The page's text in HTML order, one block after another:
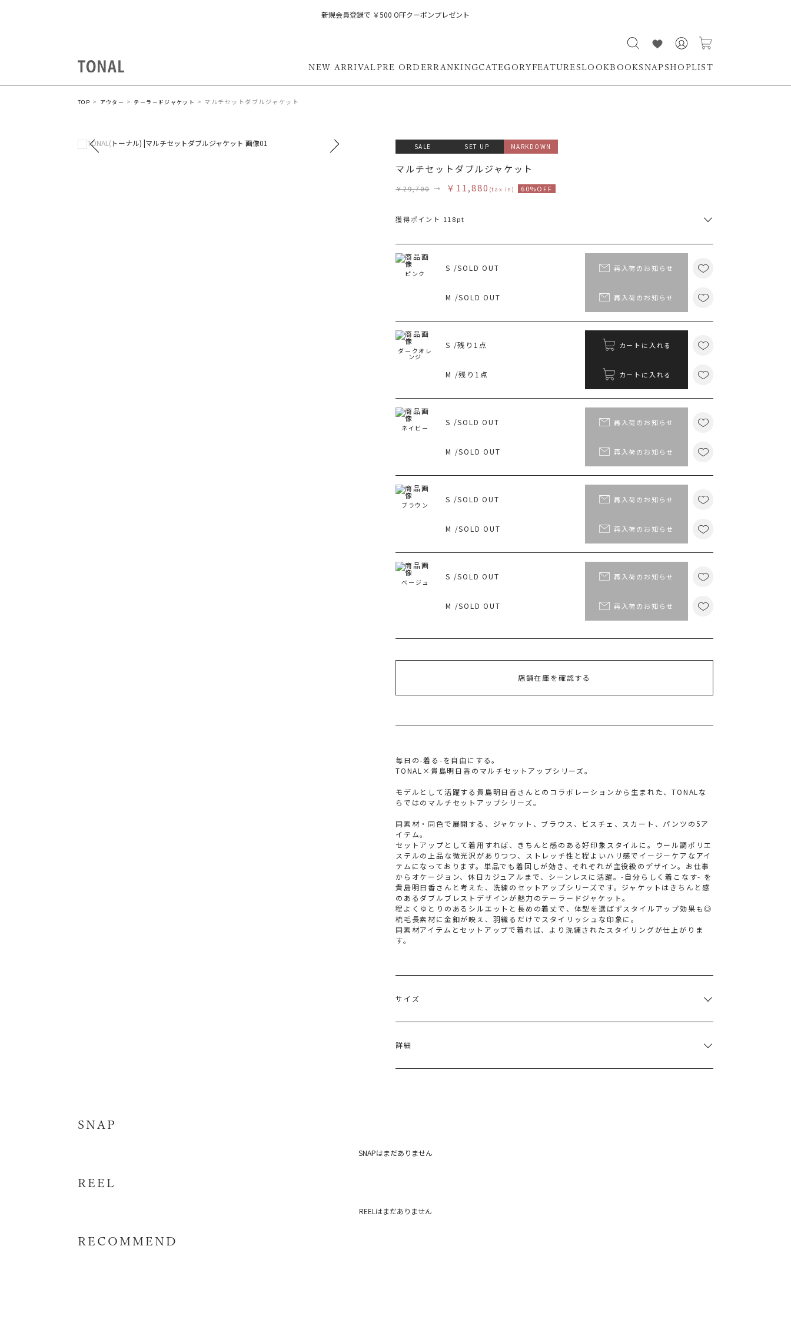
新規会員登録で ￥500 OFFクーポンプレゼント
NEW ARRIVALPRE ORDERRANKINGCATEGORYFEATURESLOOKBOOKSNAPSHOPLIST
TOP アウター テーラードジャケット マルチセットダブルジャケット
SALE SET UP MARKDOWN
マルチセットダブルジャケット
￥29,700 → ￥11,880 (tax in) 60%OFF
獲得ポイント 118pt
ピンク
S /SOLD OUT 再入荷のお知らせ
M /SOLD OUT 再入荷のお知らせ
ダークオレ
ンジ
S /残り1点 カートに入れる
M /残り1点 カートに入れる
ネイビー
S /SOLD OUT 再入荷のお知らせ
M /SOLD OUT 再入荷のお知らせ
ブラウン
S /SOLD OUT 再入荷のお知らせ
M /SOLD OUT 再入荷のお知らせ
ベージュ
S /SOLD OUT 再入荷のお知らせ
M /SOLD OUT 再入荷のお知らせ
店舗在庫を確認する
毎日の-着る-を自由にする。
TONAL×貴島明日香のマルチセットアップシリーズ。
モデルとして活躍する貴島明日香さんとのコラボレーションから生まれた、TONALな
らではのマルチセットアップシリーズ。
同素材・同色で展開する、ジャケット、ブラウス、ビスチェ、スカート、パンツの5ア
イテム。
セットアップとして着用すれば、きちんと感のある好印象スタイルに。ウール調ポリエ
ステルの上品な微光沢がありつつ、ストレッチ性と程よいハリ感でイージーケアなアイ
テムになっております。単品でも着回しが効き、それぞれが主役級のデザイン。お仕事
からオケージョン、休日カジュアルまで、シーンレスに活躍。-自分らしく着こなす- を
貴島明日香さんと考えた、洗練のセットアップシリーズです。ジャケットはきちんと感
のあるダブルブレストデザインが魅力のテーラードジャケット。
程よくゆとりのあるシルエットと長めの着丈で、体型を選ばずスタイルアップ効果も◎
梳毛長素材に金釦が映え、羽織るだけでスタイリッシュな印象に。
同素材アイテムとセットアップで着れば、より洗練されたスタイリングが仕上がりま
す。
サイズ
詳細
SNAP
SNAPはまだありません
REEL
REELはまだありません
RECOMMEND